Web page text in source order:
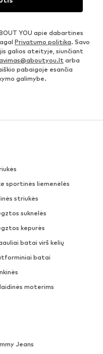
YOU apie dabartines
Privatumo politika. Savo
galios ateityje, siunčiant
arba
pabaigoje esančia
galimybe.
sportinės liemenėlės
striukės
suknelės
kepurės
batai virš kelių
batai
moterims
Jeans